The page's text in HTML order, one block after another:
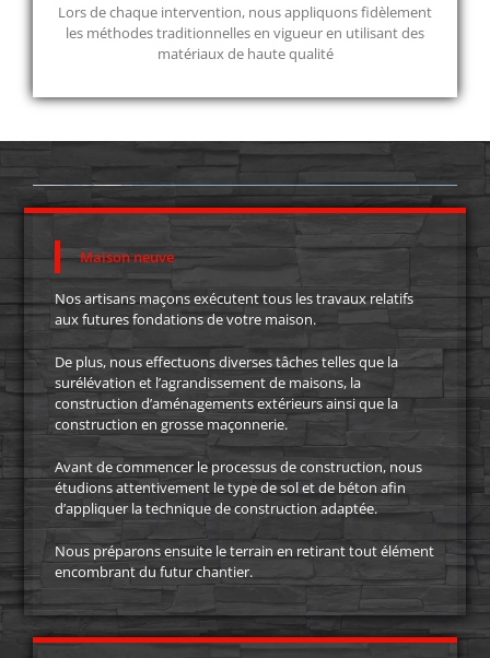
Lors de chaque intervention, nous appliquons fidèlement
les méthodes traditionnelles en vigueur en utilisant des
matériaux de haute qualité
Maison neuve
Nos artisans maçons exécutent tous les travaux relatifs
aux futures fondations de votre maison.
De plus, nous effectuons diverses tâches telles que la
surélévation et l’agrandissement de maisons, la
construction d’aménagements extérieurs ainsi que la
construction en grosse maçonnerie.
Avant de commencer le processus de construction, nous
étudions attentivement le type de sol et de béton afin
d’appliquer la technique de construction adaptée.
Nous préparons ensuite le terrain en retirant tout élément
encombrant du futur chantier.